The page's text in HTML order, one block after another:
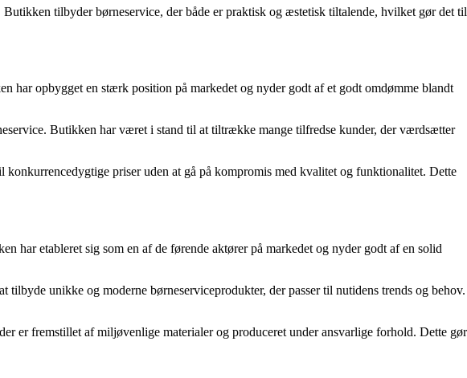
tilbyder børneservice, der både er praktisk og æstetisk tiltalende, hvilket gør det til
har opbygget en stærk position på markedet og nyder godt af et godt omdømme blandt
Butikken har været i stand til at tiltrække mange tilfredse kunder, der værdsætter
priser uden at gå på kompromis med kvalitet og funktionalitet. Dette
har etableret sig som en af de førende aktører på markedet og nyder godt af en solid
unikke og moderne børneserviceprodukter, der passer til nutidens trends og behov.
er fremstillet af miljøvenlige materialer og produceret under ansvarlige forhold. Dette gør